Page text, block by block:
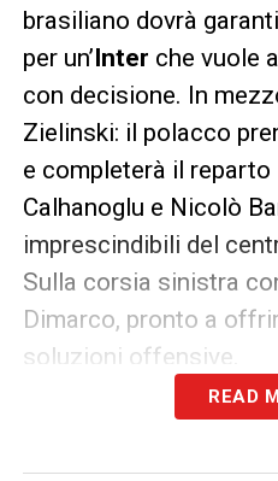
brasiliano dovrà
per un’ Inter che vuole
con decisione. In
Zielinski: il polacco
e completerà il reparto
Calhanoglu e Nicolò
imprescindibili del
Sulla corsia sinistra
Dimarco, pronto a
soluzioni offensive.
La sorpresa più
READ